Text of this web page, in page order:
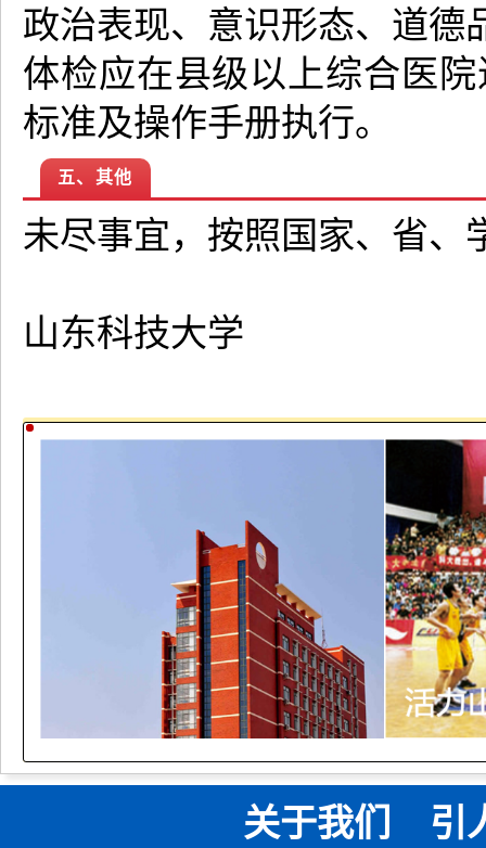
政治表现、意识形态、道德
体检应在县级以上综合医
标准及操作手册执行。
五、其他
未尽事宜，按照国家、省、
山东科技大学
关于我们 引